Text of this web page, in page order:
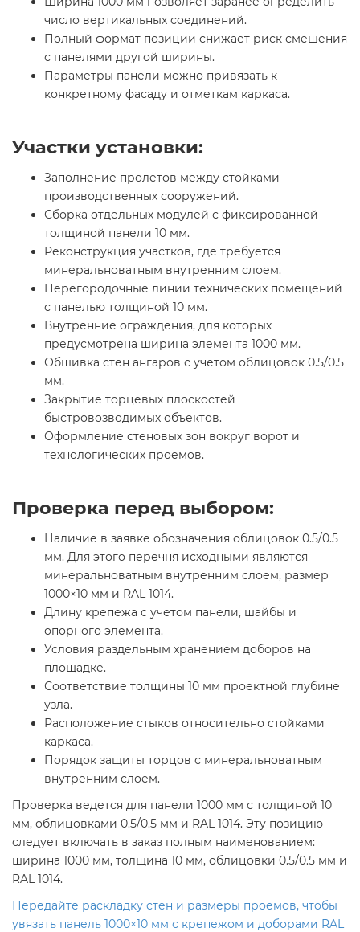
число вертикальных соединений.
Полный формат позиции снижает риск смешения
с панелями другой ширины.
Параметры панели можно привязать к
конкретному фасаду и отметкам каркаса.
Участки установки:
Заполнение пролетов между стойками
производственных сооружений.
Сборка отдельных модулей с фиксированной
толщиной панели 10 мм.
Реконструкция участков, где требуется
минеральноватным внутренним слоем.
Перегородочные линии технических помещений
с панелью толщиной 10 мм.
Внутренние ограждения, для которых
предусмотрена ширина элемента 1000 мм.
Обшивка стен ангаров с учетом облицовок 0.5/0.5
мм.
Закрытие торцевых плоскостей
быстровозводимых объектов.
Оформление стеновых зон вокруг ворот и
технологических проемов.
Проверка перед выбором:
Наличие в заявке обозначения облицовок 0.5/0.5
мм. Для этого перечня исходными являются
минеральноватным внутренним слоем, размер
1000×10 мм и RAL 1014.
Длину крепежа с учетом панели, шайбы и
опорного элемента.
Условия раздельным хранением доборов на
площадке.
Соответствие толщины 10 мм проектной глубине
узла.
Расположение стыков относительно стойками
каркаса.
Порядок защиты торцов с минеральноватным
внутренним слоем.
Проверка ведется для панели 1000 мм с толщиной 10
мм, облицовками 0.5/0.5 мм и RAL 1014. Эту позицию
следует включать в заказ полным наименованием:
ширина 1000 мм, толщина 10 мм, облицовки 0.5/0.5 мм и
RAL 1014.
Передайте раскладку стен и размеры проемов, чтобы
увязать панель 1000×10 мм с крепежом и доборами RAL